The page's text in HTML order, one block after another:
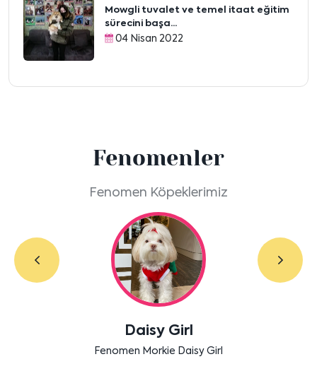
Mowgli tuvalet ve temel itaat eğitim
sürecini başa...
04 Nisan 2022
Fenomenler
Fenomen Köpeklerimiz
Daisy Girl
Fenomen Morkie Daisy Girl